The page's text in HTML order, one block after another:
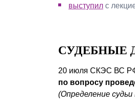
выступил с
СУДЕБНЫЕ
20 июля СКЭС ВС РФ
по вопросу
(Определение